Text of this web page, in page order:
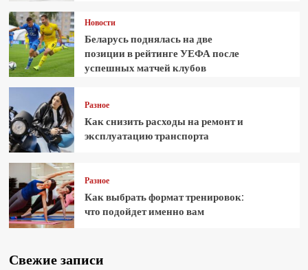
Новости
Беларусь поднялась на две
позиции в рейтинге УЕФА после
успешных матчей клубов
Разное
Как снизить расходы на ремонт и
эксплуатацию транспорта
Разное
Как выбрать формат тренировок:
что подойдет именно вам
Свежие записи